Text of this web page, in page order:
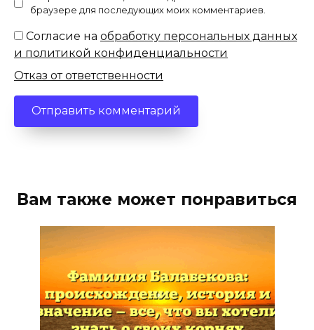
браузере для последующих моих комментариев.
Согласие на обработку персональных данных
и политикой конфиденциальности
Отказ от ответственности
Вам также может понравиться